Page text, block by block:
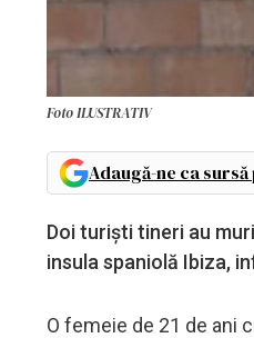
Foto ILUSTRATIV
Adaugă-ne ca
Doi turişti tineri au
insula spaniolă Ibiza,
O femeie de 21 de ani